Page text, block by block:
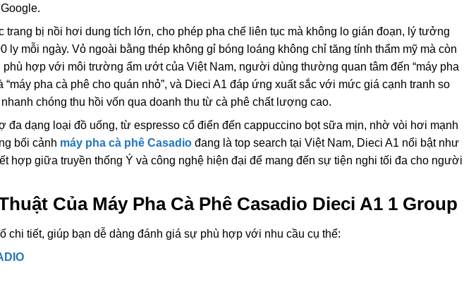
bị nồi hơi dung tích lớn, cho phép pha chế liên tục mà không lo gián đoạn, lý tưởng
ly mỗi ngày. Vỏ ngoài bằng thép không gỉ bóng loáng không chỉ tăng tính thẩm mỹ mà còn
phù hợp với môi trường ẩm ướt của Việt Nam, người dùng thường quan tâm đến “máy pha
“máy pha cà phê cho quán nhỏ”, và Dieci A1 đáp ứng xuất sắc với mức giá cạnh tranh so
chóng thu hồi vốn qua doanh thu từ cà phê chất lượng cao.
đa dạng loại đồ uống, từ espresso cổ điển đến cappuccino bọt sữa mịn, nhờ vòi hơi mạnh
bối cảnh máy pha cà phê Casadio đang là top search tại Việt Nam, Dieci A1 nổi bật như
hợp giữa truyền thống Ý và công nghệ hiện đại để mang đến sự tiện nghi tối đa cho người
Của Máy Pha Cà Phê Casadio Dieci A1 1 Group
chi tiết, giúp bạn dễ dàng đánh giá sự phù hợp với nhu cầu cụ thể: